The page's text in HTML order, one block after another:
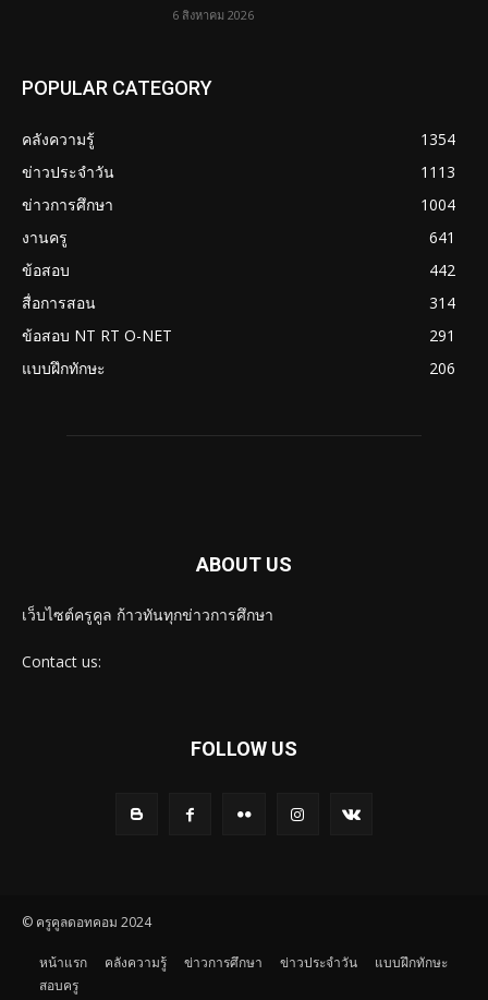
6 สิงหาคม 2026
POPULAR CATEGORY
คลังความรู้
1354
ข่าวประจำวัน
1113
ข่าวการศึกษา
1004
งานครู
641
ข้อสอบ
442
สื่อการสอน
314
ข้อสอบ NT RT O-NET
291
แบบฝึกทักษะ
206
ABOUT US
เว็บไซต์ครูคูล ก้าวทันทุกข่าวการศึกษา
Contact us:
FOLLOW US
© ครูคูลดอทคอม 2024
หน้าแรก คลังความรู้ ข่าวการศึกษา ข่าวประจำวัน
แบบฝึกทักษะ
สอบครู